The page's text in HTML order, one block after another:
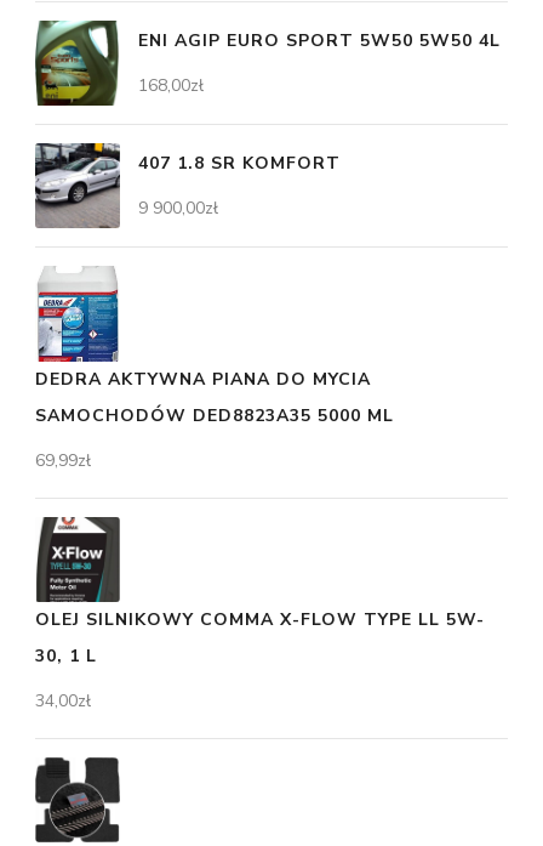
ENI AGIP EURO SPORT 5W50 5W50 4L
168,00zł
407 1.8 SR KOMFORT
9 900,00zł
DEDRA AKTYWNA PIANA DO MYCIA
SAMOCHODÓW DED8823A35 5000 ML
69,99zł
OLEJ SILNIKOWY COMMA X-FLOW TYPE LL 5W-
30, 1 L
34,00zł